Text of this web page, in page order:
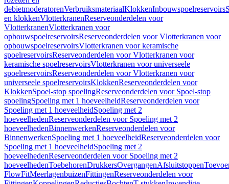
debietmoderatorenVerbruiksmateriaalKlokkenInbouwspoelreservoirs
en klokkenVlotterkranenReserveonderdelen voor
VlotterkranenVlotterkranen voor
opbouwspoelreservoirsReserveonderdelen voor Vlotterkranen voor
opbouwspoelreservoirsVlotterkranen voor keramische
spoelreservoirsReserveonderdelen voor Vlotterkranen voor
keramische spoelreservoirsVlotterkranen voor universeele
spoelreservoirsReserveonderdelen voor Vlotterkranen voor
universeele spoelreservoirsKlokkenReserveonderdelen voor
KlokkenSpoel-stop spoelingReserveonderdelen voor Spoel-stop
spoelingSpoeling met 1 hoeveelheidReserveonderdelen voor
Spoeling met 1 hoeveelheidSpoeling met 2
hoeveelhedenReserveonderdelen voor Spoeling met 2
hoeveelhedenBinnenwerkenReserveonderdelen voor
BinnenwerkenSpoeling met 1 hoeveelheidReserveonderdelen voor
Spoeling met 1 hoeveelheidSpoeling met 2
hoeveelhedenReserveonderdelen voor Spoeling met 2
hoeveelhedenToebehorenDrukkersOvergangenAfsluitstoppen
FlowFitMeerlagenbuizenFittingenReserveonderdelen voor